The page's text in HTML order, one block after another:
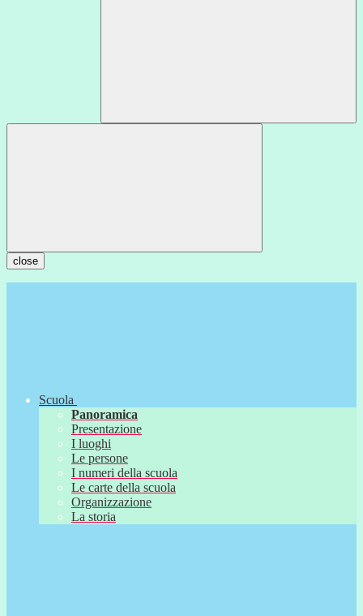
close
Scuola
Panoramica
Presentazione
I luoghi
Le persone
I numeri della scuola
Le carte della scuola
Organizzazione
La storia